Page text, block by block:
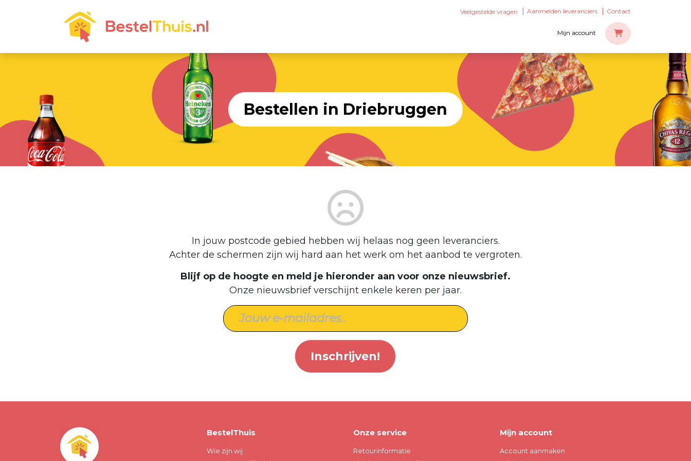
Veelgestelde vragen Aanmelden leveranciers Contact
Mijn account
Bestellen in Driebruggen
In jouw postcode gebied hebben wij helaas nog geen leveranciers.
Achter de schermen zijn wij hard aan het werk om het aanbod te vergroten.
Blijf op de hoogte en meld je hieronder aan voor onze nieuwsbrief.
Onze nieuwsbrief verschijnt enkele keren per jaar.
Inschrijven!
BestelThuis
Wie zijn wij
Onze service
Retourinformatie
Mijn account
Account aanmaken